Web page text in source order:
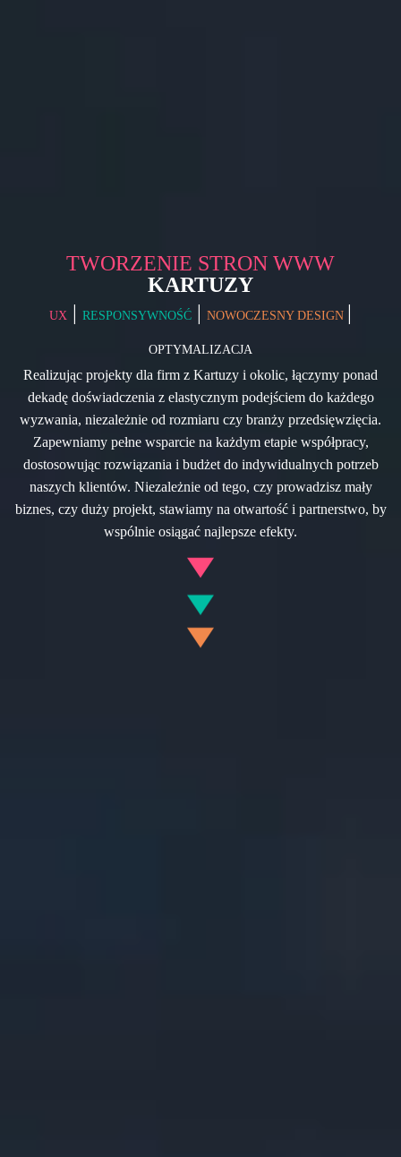
TWORZENIE STRON WWW
KARTUZY
UX | RESPONSYWNOŚĆ | NOWOCZESNY DESIGN |
OPTYMALIZACJA
Realizując projekty dla firm z Kartuzy i okolic, łączymy ponad
dekadę doświadczenia z elastycznym podejściem do każdego
wyzwania, niezależnie od rozmiaru czy branży przedsięwzięcia.
Zapewniamy pełne wsparcie na każdym etapie współpracy,
dostosowując rozwiązania i budżet do indywidualnych potrzeb
naszych klientów. Niezależnie od tego, czy prowadzisz mały
biznes, czy duży projekt, stawiamy na otwartość i partnerstwo, by
wspólnie osiągać najlepsze efekty.